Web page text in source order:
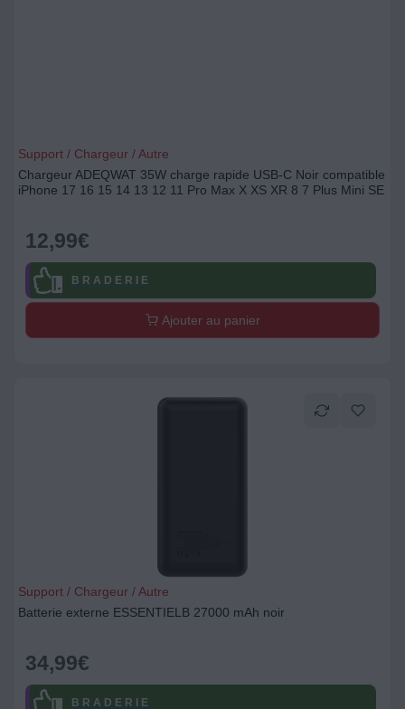
Support / Chargeur / Autre
Chargeur ADEQWAT 35W charge rapide USB-C Noir compatible
iPhone 17 16 15 14 13 12 11 Pro Max X XS XR 8 7 Plus Mini SE
12,99€
B R A D E R I E
Ajouter au panier
Support / Chargeur / Autre
Batterie externe ESSENTIELB 27000 mAh noir
34,99€
B R A D E R I E